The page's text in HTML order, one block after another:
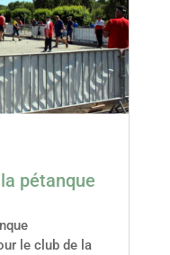
pétanque
le club de la